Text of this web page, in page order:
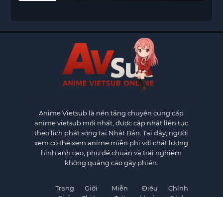
Anime Vietsub là nền tảng chuyên cung cấp
anime vietsub mới nhất, được cập nhật liên tục
theo lịch phát sóng tại Nhật Bản. Tại đây, người
xem có thể xem anime miễn phí với chất lượng
hình ảnh cao, phụ đề chuẩn và trải nghiệm
không quảng cáo gây phiền.
Trang
Giới
Miễn
Điều
Chính